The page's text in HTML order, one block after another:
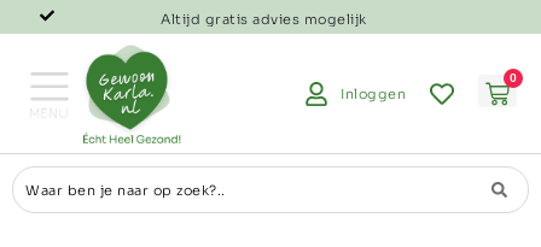
Altijd gratis advies mogelijk
Inloggen
0